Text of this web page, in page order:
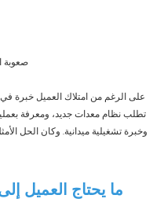
صعوبة
على الرغم من امتلاك العميل خبرة في
تطلب نظام معدات جديد، ومعرفة
وخبرة تشغيلية ميدانية. وكان الحل
ما يحتاج العميل